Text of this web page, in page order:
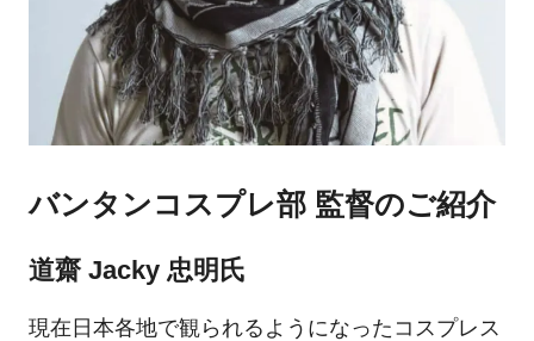
バンタンコスプレ部 監督のご紹介
道齋 Jacky 忠明氏
現在日本各地で観られるようになったコスプレス